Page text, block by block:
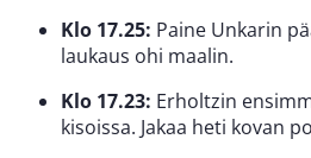
Klo 17.25: Paine Unkarin
laukaus ohi maalin.
Klo 17.23: Erholtzin
kisoissa. Jakaa heti kovan